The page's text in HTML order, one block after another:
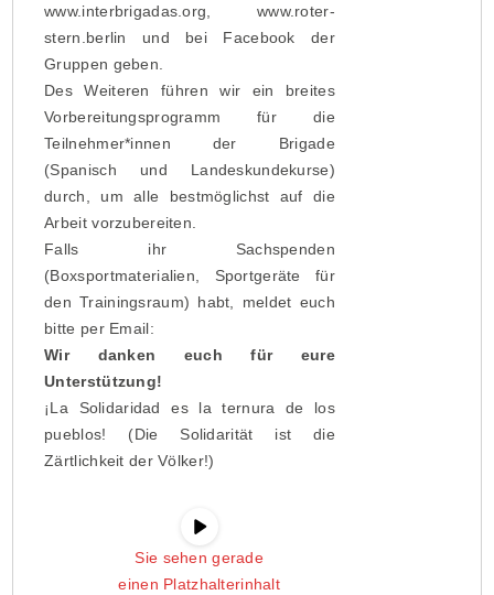
www.interbrigadas.org, www.roter-
stern.berlin und bei Facebook der
Gruppen geben.
Des Weiteren führen wir ein breites
Vorbereitungsprogramm für die
Teilnehmer*innen der Brigade
(Spanisch und Landeskundekurse)
durch, um alle bestmöglichst auf die
Arbeit vorzubereiten.
Falls ihr Sachspenden
(Boxsportmaterialien, Sportgeräte für
den Trainingsraum) habt, meldet euch
bitte per Email:
Wir danken euch für eure
Unterstützung!
¡La Solidaridad es la ternura de los
pueblos! (Die Solidarität ist die
Zärtlichkeit der Völker!)
Sie sehen gerade
einen Platzhalterinhalt